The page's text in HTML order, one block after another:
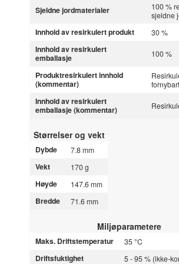
Sjeldne jordmaterialer
100 %
sjeldne
Innhold av resirkulert produkt 30 %
Innhold av resirkulert
emballasje
100 %
Produktresirkulert innhold
(kommentar)
Innhold av resirkulert
emballasje (kommentar)
Størrelser og vekt
Dybde 7.8 mm
Vekt 170 g
Høyde 147.6 mm
Bredde 71.6 mm
Miljøparametere
Maks. Driftstemperatur 35 °C
Driftsfuktighet 5 - 95 % (ikke-